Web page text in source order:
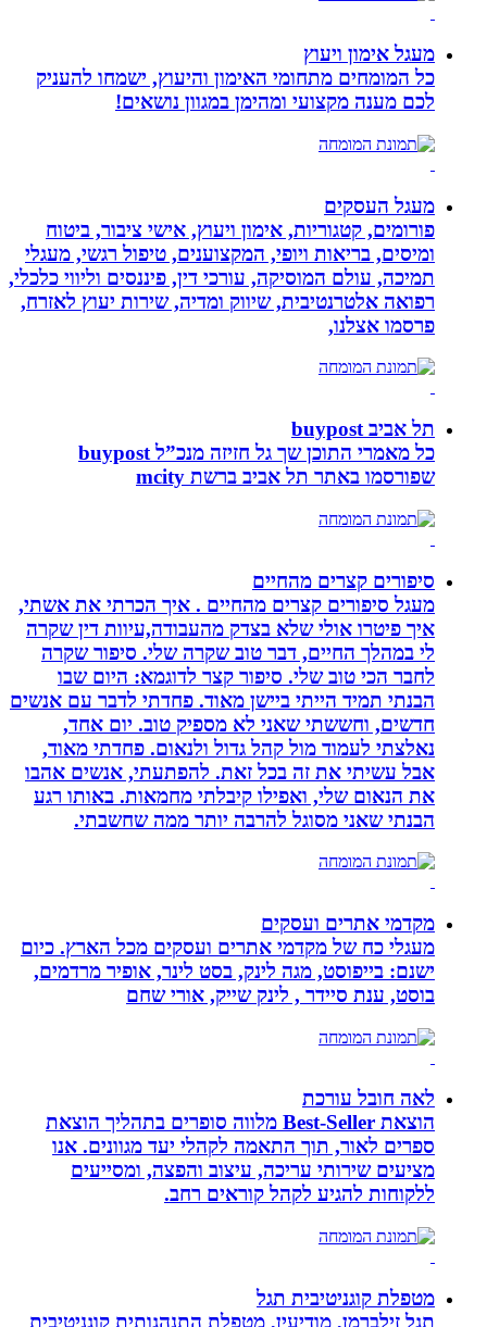
מעגל אימון ויעוץ
כל המומחים מתחומי האימון והיעוץ, ישמחו להעניק
לכם מענה מקצועי ומהימן במגוון נושאים!
מעגל העסקים
פורומים, קטגוריות, אימון ויעוץ, אישי ציבור, ביטוח
ומיסים, בריאות ויופי, המקצוענים, טיפול רגשי, מעגלי
תמיכה, עולם המוסיקה, עורכי דין, פיננסים וליווי כלכלי,
רפואה אלטרנטיבית, שיווק ומדיה, שירות יעוץ לאזרח,
פרסמו אצלנו,
תל אביב buypost
כל מאמרי התוכן שך גל חזיזה מנכ”ל buypost
שפורסמו באתר תל אביב ברשת mcity
סיפורים קצרים מהחיים
מעגל סיפורים קצרים מהחיים . איך הכרתי את אשתי,
איך פיטרו אולי שלא בצדק מהעבודה,עיוות דין שקרה
לי במהלך החיים, דבר טוב שקרה שלי. סיפור שקרה
לחבר הכי טוב שלי. סיפור קצר לדוגמא: היום שבו
הבנתי תמיד הייתי ביישן מאוד. פחדתי לדבר עם אנשים
חדשים, וחששתי שאני לא מספיק טוב. יום אחד,
נאלצתי לעמוד מול קהל גדול ולנאום. פחדתי מאוד,
אבל עשיתי את זה בכל זאת. להפתעתי, אנשים אהבו
את הנאום שלי, ואפילו קיבלתי מחמאות. באותו רגע
הבנתי שאני מסוגל להרבה יותר ממה שחשבתי.
מקדמי אתרים ועסקים
מעגלי כח של מקדמי אתרים ועסקים מכל הארץ. כיום
ישנם: בייפוסט, מגה לינק, בסט לינר, אופיר מרדמים,
בוסט, ענת סיידר , לינק שייק, אורי שחם
לאה חובל עורכת
הוצאת Best-Seller מלווה סופרים בתהליך הוצאת
ספרים לאור, תוך התאמה לקהלי יעד מגוונים. אנו
מציעים שירותי עריכה, עיצוב והפצה, ומסייעים
ללקוחות להגיע לקהל קוראים רחב.
מטפלת קוגניטיבית תגל
תגל זילברמן, מודיעין, מטפלת התנהגותית קוגניטיבית